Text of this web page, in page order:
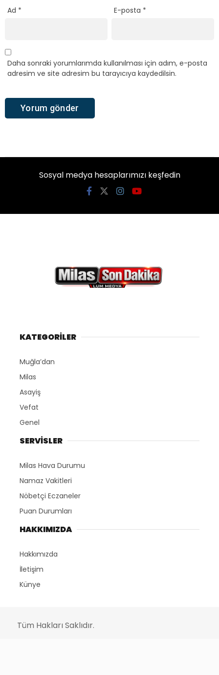
Ad * E-posta *
Daha sonraki yorumlarımda kullanılması için adım, e-posta
adresim ve site adresim bu tarayıcıya kaydedilsin.
Sosyal medya hesaplarımızı keşfedin
KATEGORİLER
Muğla’dan
Milas
Asayiş
Vefat
Genel
SERVİSLER
Milas Hava Durumu
Namaz Vakitleri
Nöbetçi Eczaneler
Puan Durumları
HAKKIMIZDA
Hakkımızda
İletişim
Künye
Tüm Hakları Saklıdır.